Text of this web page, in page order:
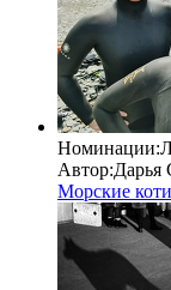
Номинации:
Автор:Дарья
Морские